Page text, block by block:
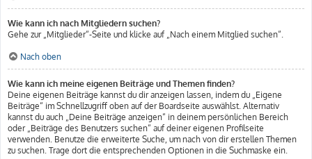
Wie kann ich nach Mitgliedern suchen?
Gehe zur „Mitglieder“-Seite und klicke auf „Nach einem Mitglied suchen“.
Nach oben
Wie kann ich meine eigenen Beiträge und Themen finden?
Deine eigenen Beiträge kannst du dir anzeigen lassen, indem du „Eigene
Beiträge“ im Schnellzugriff oben auf der Boardseite auswählst. Alternativ
kannst du auch „Deine Beiträge anzeigen“ in deinem persönlichen Bereich
oder „Beiträge des Benutzers suchen“ auf deiner eigenen Profilseite
verwenden. Benutze die erweiterte Suche, um nach von dir erstellen Themen
zu suchen. Trage dort die entsprechenden Optionen in die Suchmaske ein.